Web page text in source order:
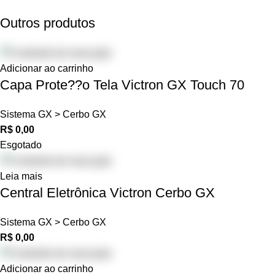
Outros produtos
Adicionar ao carrinho
Capa Prote??o Tela Victron GX Touch 70
Sistema GX > Cerbo GX
R$ 0,00
Esgotado
Leia mais
Central Eletrônica Victron Cerbo GX
Sistema GX > Cerbo GX
R$ 0,00
Adicionar ao carrinho